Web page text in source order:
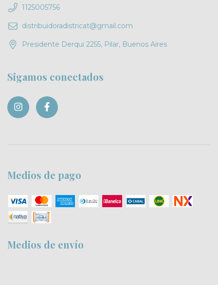
1125005756
distribuidoradistricat@gmail.com
Presidente Derqui 2255, Pilar, Buenos Aires
Sigamos conectados
Medios de pago
Medios de envío